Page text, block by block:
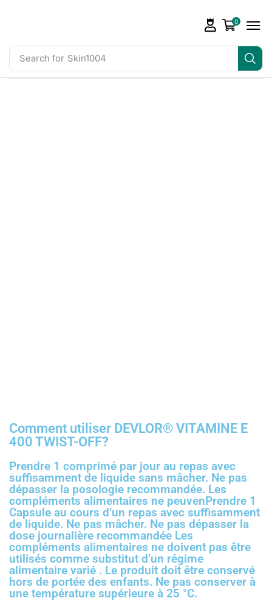
Search for Skin1004
0
Comment utiliser DEVLOR® VITAMINE E
400 TWIST-OFF?
Prendre 1 comprimé par jour au repas avec
suffisamment de liquide sans mâcher. Ne pas
dépasser la posologie recommandée. Les
compléments alimentaires ne peuvenPrendre 1
Capsule au cours d’un repas avec suffisamment
de liquide. Ne pas mâcher. Ne pas dépasser la
dose journalière recommandée Les
compléments alimentaires ne doivent pas être
utilisés comme substitut d’un régime
alimentaire varié . Le produit doit être conservé
hors de portée des enfants. Ne pas conserver à
une température supérieure à 25 °C.